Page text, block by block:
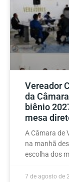
Vereador
da
biênio
mesa
A Câmara de
na manhã
escolha dos
7 de agosto de